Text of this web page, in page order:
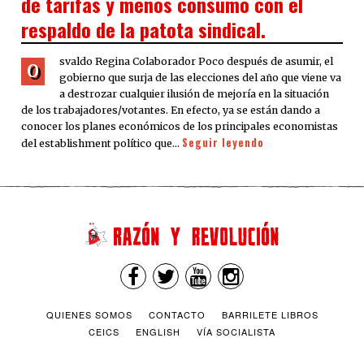
respaldo de la patota sindical.
O
svaldo Regina Colaborador Poco después de asumir, el
gobierno que surja de las elecciones del año que viene va
a destrozar cualquier ilusión de mejoría en la situación
de los trabajadores/votantes. En efecto, ya se están dando a
conocer los planes económicos de los principales economistas
del establishment político que… Seguir leyendo
QUIENES SOMOS CONTACTO
BARRILETE LIBROS
CEICS
ENGLISH VÍA SOCIALISTA